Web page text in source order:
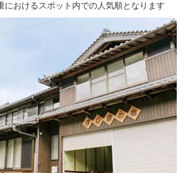
おけるスポット内での人気順となります